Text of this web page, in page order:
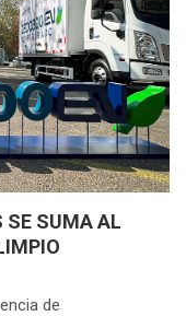
SE SUMA AL
de